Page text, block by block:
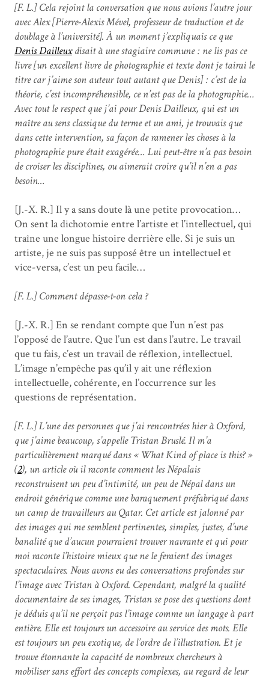
[F. L.] Cela rejoint la conversation que nous avions l’autre jour
avec Alex [Pierre-Alexis Mével, professeur de traduction et de
doublage à l’université]. À un moment j’expliquais ce que
Denis Dailleuxdisait à une stagiaire commune : ne lis pas ce
livre [un excellent livre de photographie et texte dont je tairai le
titre car j’aime son auteur tout autant que Denis] : c’est de la
théorie, c’est incompréhensible, ce n’est pas de la photographie…
Avec tout le respect que j’ai pour Denis Dailleux, qui est un
maître au sens classique du terme et un ami, je trouvais que
dans cette intervention, sa façon de ramener les choses à la
photographie pure était exagérée… Lui peut-être n’a pas besoin
de croiser les disciplines, ou aimerait croire qu’il n’en a pas
besoin…
[J.-X. R.] Il y a sans doute là une petite provocation…
On sent la dichotomie entre l’artiste et l’intellectuel, qui
traîne une longue histoire derrière elle. Si je suis un
artiste, je ne suis pas supposé être un intellectuel et
vice-versa, c’est un peu facile…
[F. L.] Comment dépasse-t-on cela ?
[J.-X. R.] En se rendant compte que l’un n’est pas
l’opposé de l’autre. Que l’un est dans l’autre. Le travail
que tu fais, c’est un travail de réflexion, intellectuel.
L’image n’empêche pas qu’il y ait une réflexion
intellectuelle, cohérente, en l’occurrence sur les
questions de représentation.
[F. L.] L’une des personnes que j’ai rencontrées hier à Oxford,
que j’aime beaucoup, s’appelle Tristan Bruslé. Il m’a
particulièrement marqué dans « What Kind of place is this? »
(2), un article où il raconte comment les Népalais
reconstruisent un peu d’intimité, un peu de Népal dans un
endroit générique comme une baraquement préfabriqué dans
un camp de travailleurs au Qatar. Cet article est jalonné par
des images qui me semblent pertinentes, simples, justes, d’une
banalité que d’aucun pourraient trouver navrante et qui pour
moi raconte l’histoire mieux que ne le feraient des images
spectaculaires. Nous avons eu des conversations profondes sur
l’image avec Tristan à Oxford. Cependant, malgré la qualité
documentaire de ses images, Tristan se pose des questions dont
je déduis qu’il ne perçoit pas l’image comme un langage à part
entière. Elle est toujours un accessoire au service des mots. Elle
est toujours un peu exotique, de l’ordre de l’illustration. Et je
trouve étonnante la capacité de nombreux chercheurs à
mobiliser sans effort des concepts complexes, au regard de leur